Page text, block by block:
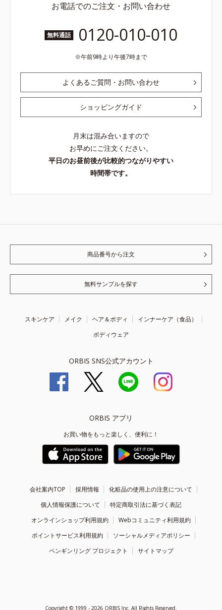
お電話でのご注文・お問い合わせ
無料通話 0120-010-010
午前9時より午後7時まで
よくあるご質問・お問い合わせ
ショッピングガイド
月末は混み合いますので
お早めにご注文ください。
平日のお昼前後が比較的つながりやすい
時間帯です。
商品番号から注文
無料サンプルを探す
スキンケア メイク ヘア＆ボディ
インナーケア（食品）
ボディウェア
ORBIS SNS公式アカウント
ORBIS アプリ
お買い物をもっと楽しく、便利に！
会社案内TOP 採用情報
化粧品の使用上の注意について
個人情報保護について
特定商取引法に基づく表記
オンラインショップ利用規約
Webコミュニティ利用規約
ポイントサービス利用規約
ソーシャルメディアポリシー
ペンギンリング プロジェクト
サイトマップ
Copyright © 1999 - 2026 ORBIS Inc. All Rights Reserved.